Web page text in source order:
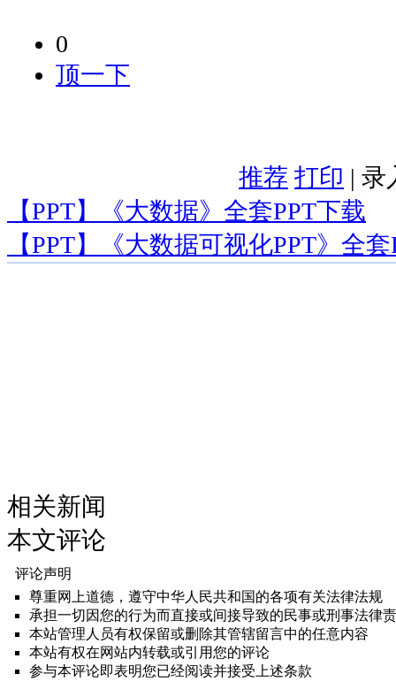
0
顶一下
推荐 打印 | 录
【PPT】《大数据》全套PPT下载
【PPT】《大数据可视化PPT》全
相关新闻
本文评论
评论声明
尊重网上道德，遵守中华人民共和国的各项有关法律法规
承担一切因您的行为而直接或间接导致的民事或刑事法律
本站管理人员有权保留或删除其管辖留言中的任意内容
本站有权在网站内转载或引用您的评论
参与本评论即表明您已经阅读并接受上述条款